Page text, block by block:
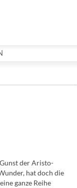
der Aristo-
hat doch die
ganze Reihe